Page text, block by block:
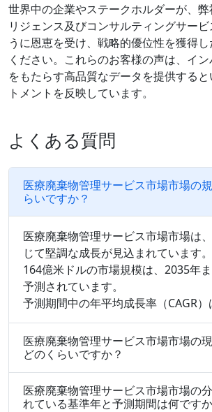
世界中の企業やステークホルダーが、
リジェンス及びコンサルティングサー
うに恩恵を受け、戦略的優位性を獲得
ください。これらのお客様の声は、イ
をもたらす高品質なデータを提供する
トメントを反映しています。
よくある質問
医療廃棄物管理サービス市場市場の
らいですか？
医療廃棄物管理サービス市場市場は
じて堅調な成長が見込まれています。
164億米ドルの市場規模は、2035年
予測されています。
予測期間中の年平均成長率（CAGR）
医療廃棄物管理サービス市場市場の
どのくらいですか？
医療廃棄物管理サービス市場市場の
れている基準年と予測期間は何です